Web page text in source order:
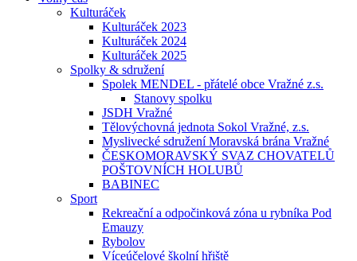
Kulturáček
Kulturáček 2023
Kulturáček 2024
Kulturáček 2025
Spolky & sdružení
Spolek MENDEL - přátelé obce Vražné z.s.
Stanovy spolku
JSDH Vražné
Tělovýchovná jednota Sokol Vražné, z.s.
Myslivecké sdružení Moravská brána Vražné
ČESKOMORAVSKÝ SVAZ CHOVATELŮ
POŠTOVNÍCH HOLUBŮ
BABINEC
Sport
Rekreační a odpočinková zóna u rybníka Pod
Emauzy
Rybolov
Víceúčelové školní hřiště